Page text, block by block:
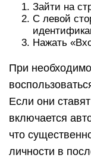
Зайти на
С левой
Нажать
При
Если они
включается
что
личности в